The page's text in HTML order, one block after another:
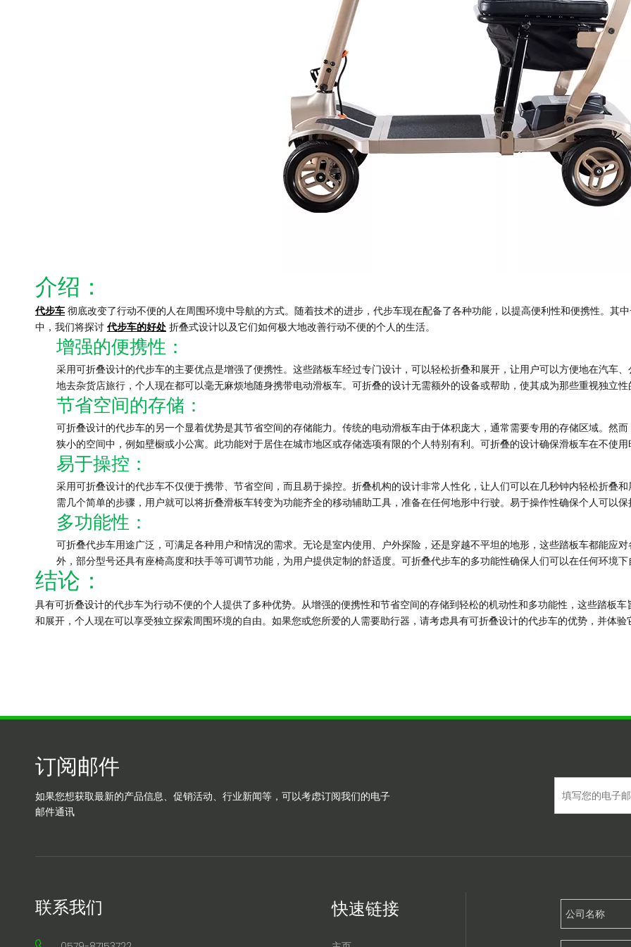
介绍：
代步车 彻底改变了行动不便的人在周围环境中导航的方式。随着技术的进步，代步车现在配备了各种功能，以提高便利性和便携性。其
中，我们将探讨 代步车的好处 折叠式设计以及它们如何极大地改善行动不便的个人的生活。
增强的便携性：
采用可折叠设计的代步车的主要优点是增强了便携性。这些踏板车经过专门设计，可以轻松折叠和展开，让用户可以方便地在汽车
地去杂货店旅行，个人现在都可以毫无麻烦地随身携带电动滑板车。可折叠的设计无需额外的设备或帮助，使其成为那些重视独立
节省空间的存储：
可折叠设计的代步车的另一个​​显着优势是其节省空间的存储能力。传统的电动滑板车由于体积庞大，通常需要专用的存储区域。然
狭小的空间中，例如壁橱或小公寓。此功能对于居住在城市地区或存储选项有限的个人特别有利。可折叠的设计确保滑板车在不使
易于操控：
采用可折叠设计的代步车不仅便于携带、节省空间，而且易于操控。折叠机构的设计非常人性化，让人们可以在几秒钟内轻松折叠
需几个简单的步骤，用户就可以将折叠滑板车转变为功能齐全的移动辅助工具，准备在任何地形中行驶。易于操作性确保个人可以
多功能性：
可折叠代步车用途广泛，可满足各种用户和情况的需求。无论是室内使用、户外探险，还是穿越不平坦的地形，这些踏板车都能应
外，部分型号还具有座椅高度和扶手等可调节功能，为用户提供定制的舒适度。可折叠代步车的多功能性确保人们可以在任何环境
结论：
具有可折叠设计的代步车为行动不便的个人提供了多种优势。从增强的便携性和节省空间的存储到轻松的机动性和多功能性，这些踏板
和展开，个人现在可以享受独立探索周围环境的自由。如果您或您所爱的人需要助行器，请考虑具有可折叠设计的代步车的优势，并体
订阅邮件
如果您想获取最新的产品信息、促销活动、行业新闻等，可以考虑订阅我们的电子
邮件通讯
联系我们 快速链接